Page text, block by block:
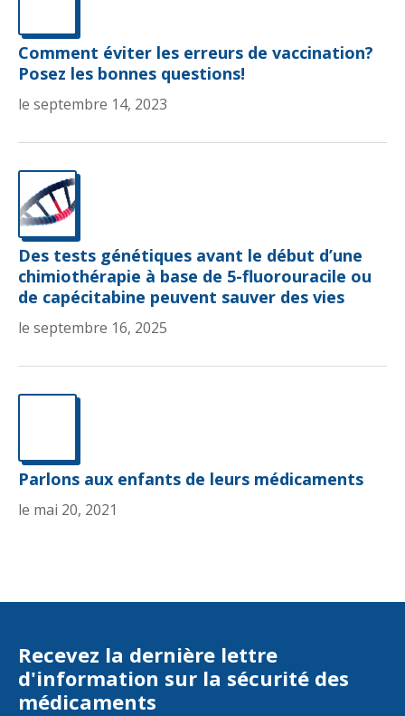
Comment éviter les erreurs de vaccination?
Posez les bonnes questions!
le septembre 14, 2023
Des tests génétiques avant le début d’une
chimiothérapie à base de 5-fluorouracile ou
de capécitabine peuvent sauver des vies
le septembre 16, 2025
Parlons aux enfants de leurs médicaments
le mai 20, 2021
Recevez la dernière lettre
d'information sur la sécurité des
médicaments